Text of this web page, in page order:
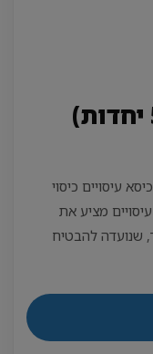
עיסויים כיסוי
מציע את
שנועדה להבטיח